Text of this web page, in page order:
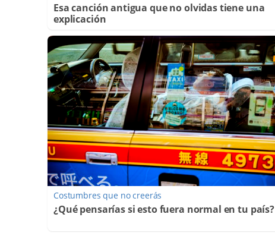
Esa canción antigua que no olvidas tiene una
explicación
Costumbres que no creerás
¿Qué pensarías si esto fuera normal en tu país?